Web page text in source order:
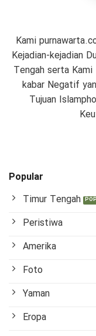
Kami
Kejadian-kejadian
Tengah serta
kabar Negatif
Tujuan
Popular
Timur Tengah
Peristiwa
Amerika
Foto
Yaman
Eropa